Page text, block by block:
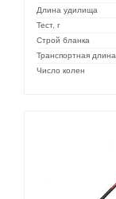
Длина удилища
Тест, г
Строй бланка
Транспортная длина
Число колен